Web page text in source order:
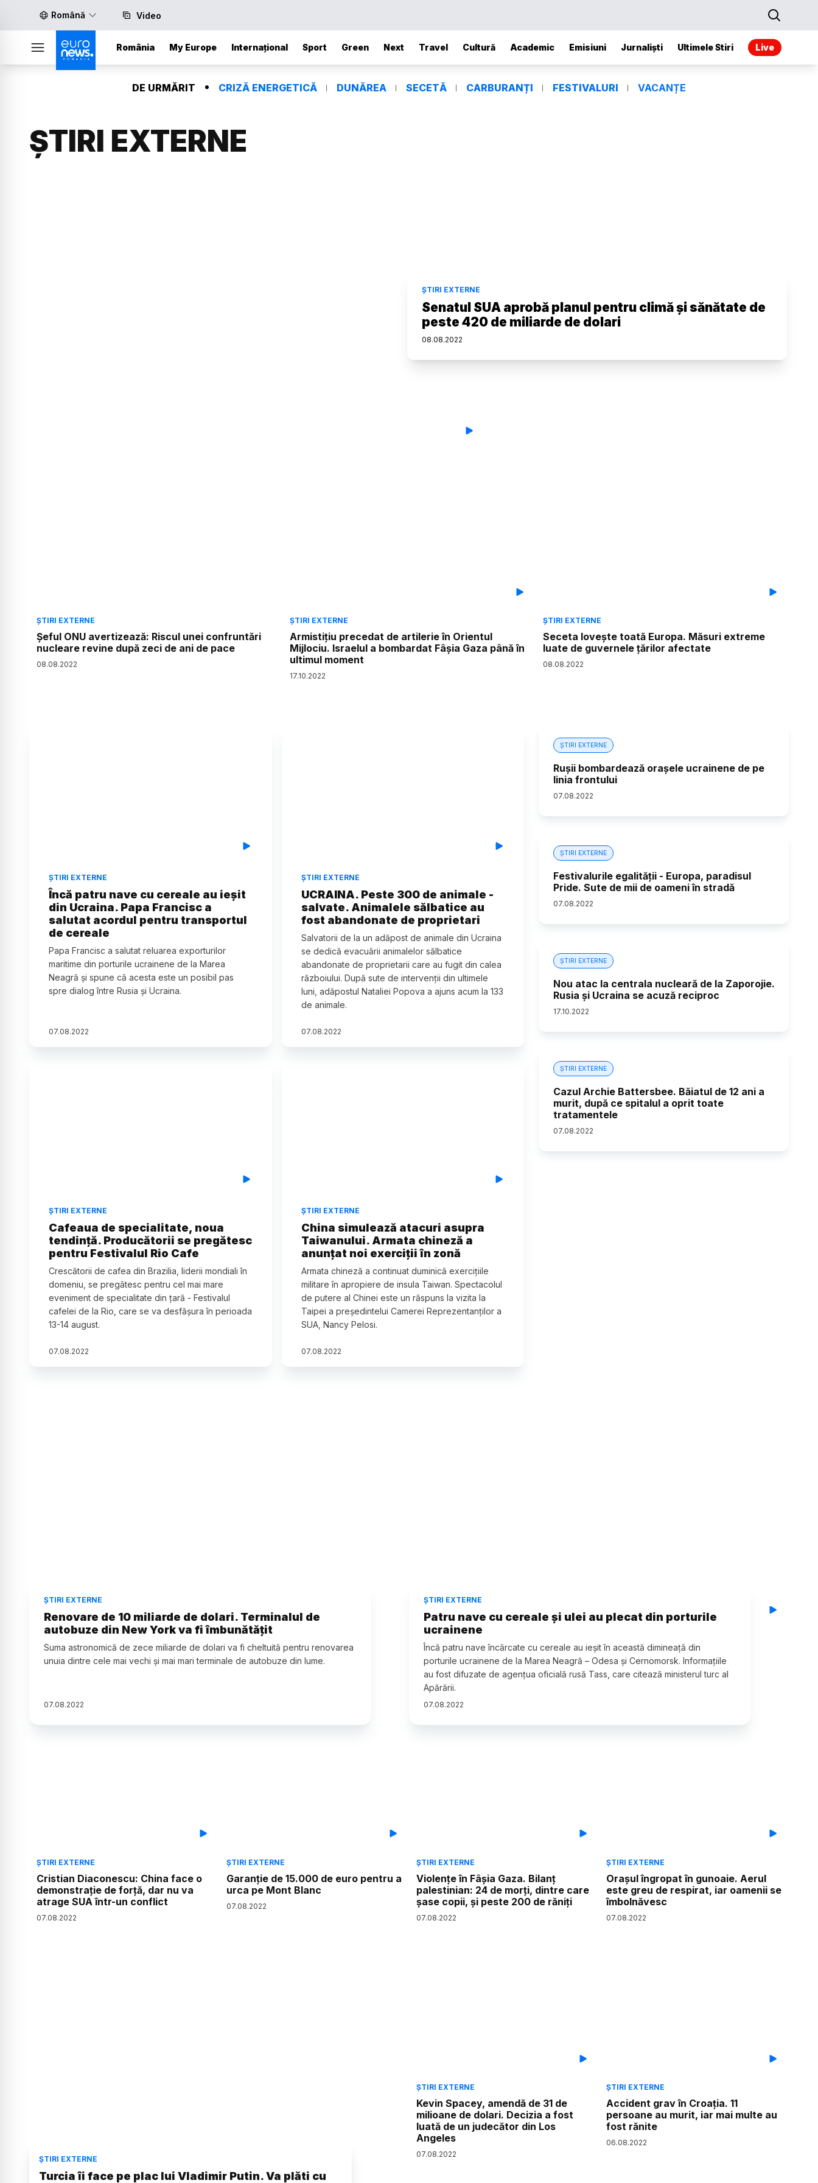
Română Video
România My Europe Internațional Sport Green Next Travel Cultură Academic Emisiuni Jurnaliști Ultimele Stiri Live
DE URMĂRIT CRIZĂ ENERGETICĂ DUNĂREA SECETĂ CARBURANȚI FESTIVALURI VACANȚE
ȘTIRI EXTERNE
ȘTIRI EXTERNE
Senatul SUA aprobă planul pentru climă și sănătate de
peste 420 de miliarde de dolari
08.08.2022
ȘTIRI EXTERNE
Șeful ONU avertizează: Riscul unei confruntări
nucleare revine după zeci de ani de pace
08.08.2022
ȘTIRI EXTERNE
Armistițiu precedat de artilerie în Orientul
Mijlociu. Israelul a bombardat Fâșia Gaza până în
ultimul moment
17.10.2022
ȘTIRI EXTERNE
Seceta lovește toată Europa. Măsuri extreme
luate de guvernele țărilor afectate
08.08.2022
ȘTIRI EXTERNE
Încă patru nave cu cereale au ieșit
din Ucraina. Papa Francisc a
salutat acordul pentru transportul
de cereale
Papa Francisc a salutat reluarea exporturilor
maritime din porturile ucrainene de la Marea
Neagră și spune că acesta este un posibil pas
spre dialog între Rusia și Ucraina.
07.08.2022
ȘTIRI EXTERNE
UCRAINA. Peste 300 de animale -
salvate. Animalele sălbatice au
fost abandonate de proprietari
Salvatorii de la un adăpost de animale din Ucraina
se dedică evacuării animalelor sălbatice
abandonate de proprietarii care au fugit din calea
războiului. După sute de intervenții din ultimele
luni, adăpostul Nataliei Popova a ajuns acum la 133
de animale.
07.08.2022
ȘTIRI EXTERNE
Cafeaua de specialitate, noua
tendință. Producătorii se pregătesc
pentru Festivalul Rio Cafe
Crescătorii de cafea din Brazilia, liderii mondiali în
domeniu, se pregătesc pentru cel mai mare
eveniment de specialitate din țară - Festivalul
cafelei de la Rio, care se va desfășura în perioada
13-14 august.
07.08.2022
ȘTIRI EXTERNE
China simulează atacuri asupra
Taiwanului. Armata chineză a
anunțat noi exerciții în zonă
Armata chineză a continuat duminică exercițiile
militare în apropiere de insula Taiwan. Spectacolul
de putere al Chinei este un răspuns la vizita la
Taipei a președintelui Camerei Reprezentanților a
SUA, Nancy Pelosi.
07.08.2022
ȘTIRI EXTERNE
Rușii bombardează orașele ucrainene de pe
linia frontului
07.08.2022
ȘTIRI EXTERNE
Festivalurile egalității - Europa, paradisul
Pride. Sute de mii de oameni în stradă
07.08.2022
ȘTIRI EXTERNE
Nou atac la centrala nucleară de la Zaporojie.
Rusia și Ucraina se acuză reciproc
17.10.2022
ȘTIRI EXTERNE
Cazul Archie Battersbee. Băiatul de 12 ani a
murit, după ce spitalul a oprit toate
tratamentele
07.08.2022
ȘTIRI EXTERNE
Renovare de 10 miliarde de dolari. Terminalul de
autobuze din New York va fi îmbunătățit
Suma astronomică de zece miliarde de dolari va fi cheltuită pentru renovarea
unuia dintre cele mai vechi și mai mari terminale de autobuze din lume.
07.08.2022
ȘTIRI EXTERNE
Patru nave cu cereale și ulei au plecat din porturile
ucrainene
Încă patru nave încărcate cu cereale au ieșit în această dimineață din
porturile ucrainene de la Marea Neagră – Odesa și Cernomorsk. Informațiile
au fost difuzate de agențua oficială rusă Tass, care citează ministerul turc al
Apărării.
07.08.2022
ȘTIRI EXTERNE
Cristian Diaconescu: China face o
demonstrație de forță, dar nu va
atrage SUA într-un conflict
07.08.2022
ȘTIRI EXTERNE
Garanție de 15.000 de euro pentru a
urca pe Mont Blanc
07.08.2022
ȘTIRI EXTERNE
Violențe în Fâșia Gaza. Bilanț
palestinian: 24 de morți, dintre care
șase copii, și peste 200 de răniți
07.08.2022
ȘTIRI EXTERNE
Orașul îngropat în gunoaie. Aerul
este greu de respirat, iar oamenii se
îmbolnăvesc
07.08.2022
ȘTIRI EXTERNE
Turcia îi face pe plac lui Vladimir Putin. Va plăti cu
ȘTIRI EXTERNE
Kevin Spacey, amendă de 31 de
milioane de dolari. Decizia a fost
luată de un judecător din Los
Angeles
07.08.2022
ȘTIRI EXTERNE
Accident grav în Croația. 11
persoane au murit, iar mai multe au
fost rănite
06.08.2022